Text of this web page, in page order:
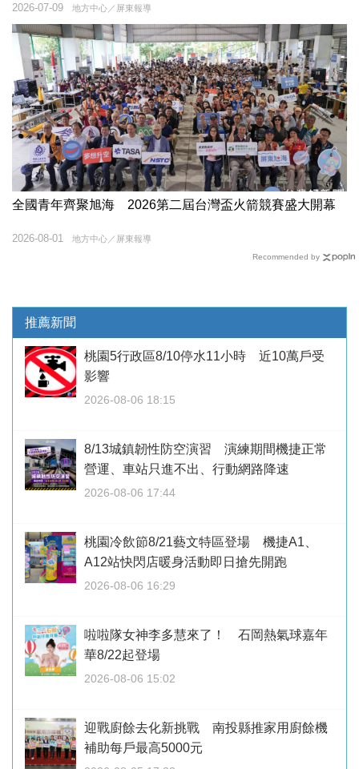
地方中心／屏東報導
2026-07-09
全國青年齊聚旭海 2026第二屆台灣盃火箭競賽盛大開幕
地方中心／屏東報導
2026-08-01
Recommended by
推薦新聞
桃園5行政區8/10停水11小時 近10萬戶受
影響
2026-08-06 18:15
8/13城鎮韌性防空演習 演練期間機捷正常
營運、車站只進不出、行動網路降速
2026-08-06 17:44
桃園冷飲節8/21藝文特區登場 機捷A1、
A12站快閃店暖身活動即日搶先開跑
2026-08-06 16:29
啦啦隊女神李多慧來了！ 石岡熱氣球嘉年
華8/22起登場
2026-08-06 15:02
迎戰廚餘去化新挑戰 南投縣推家用廚餘機
補助每戶最高5000元